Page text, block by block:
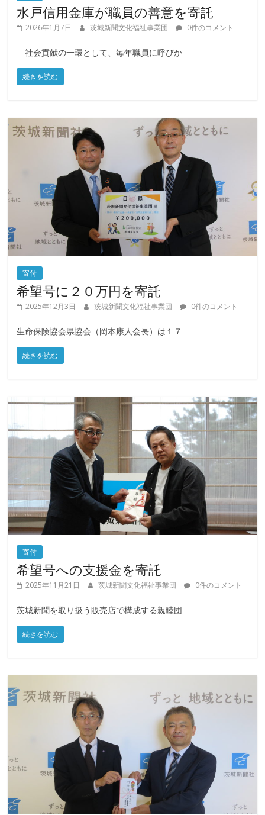
水戸信用金庫が職員の善意を寄託
2026年1月7日 茨城新聞文化福祉事業団 0件のコメント
社会貢献の一環として、毎年職員に呼びか
続きを読む
寄付
希望号に２０万円を寄託
2025年12月3日 茨城新聞文化福祉事業団 0件のコメント
生命保険協会県協会（岡本康人会長）は１７
続きを読む
寄付
希望号への支援金を寄託
2025年11月21日 茨城新聞文化福祉事業団 0件のコメント
茨城新聞を取り扱う販売店で構成する親睦団
続きを読む